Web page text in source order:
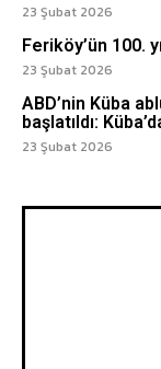
23 Şubat 2026
Feriköy’ün 100.
23 Şubat 2026
ABD’nin Küba
başlatıldı:
23 Şubat 2026